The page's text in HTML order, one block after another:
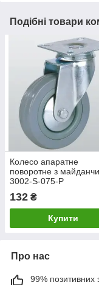
Подібні товари
Колесо апаратне
поворотне з
3002-S-075-P
132 ₴
Купити
Про нас
99% позитивних з